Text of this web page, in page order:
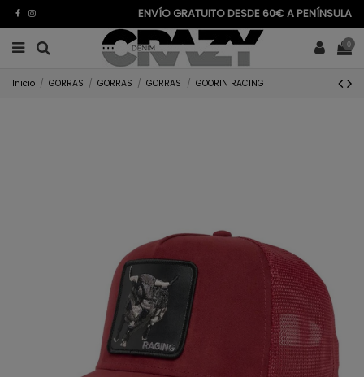
ENVÍO GRATUITO DESDE 60€ A PENÍNSULA
0
Inicio GORRAS GORRAS GORRAS GOORIN RACING